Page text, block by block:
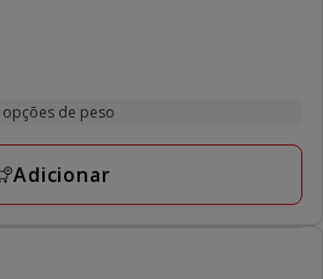
opções de peso
Adicionar